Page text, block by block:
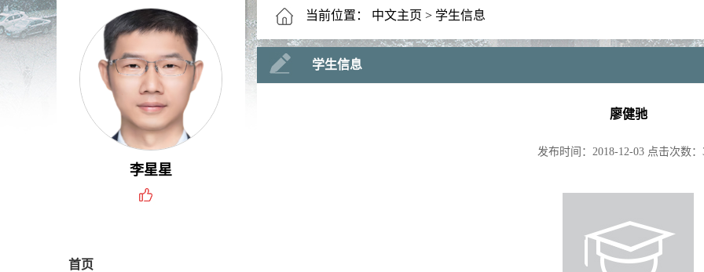
李星星
首页
当前位置： 中文主页 > 学生信息
学生信息
廖健驰
发布时间： 2018-12-03 点击次数：